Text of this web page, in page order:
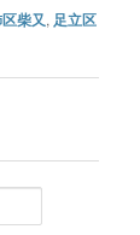
柴又, 足立区